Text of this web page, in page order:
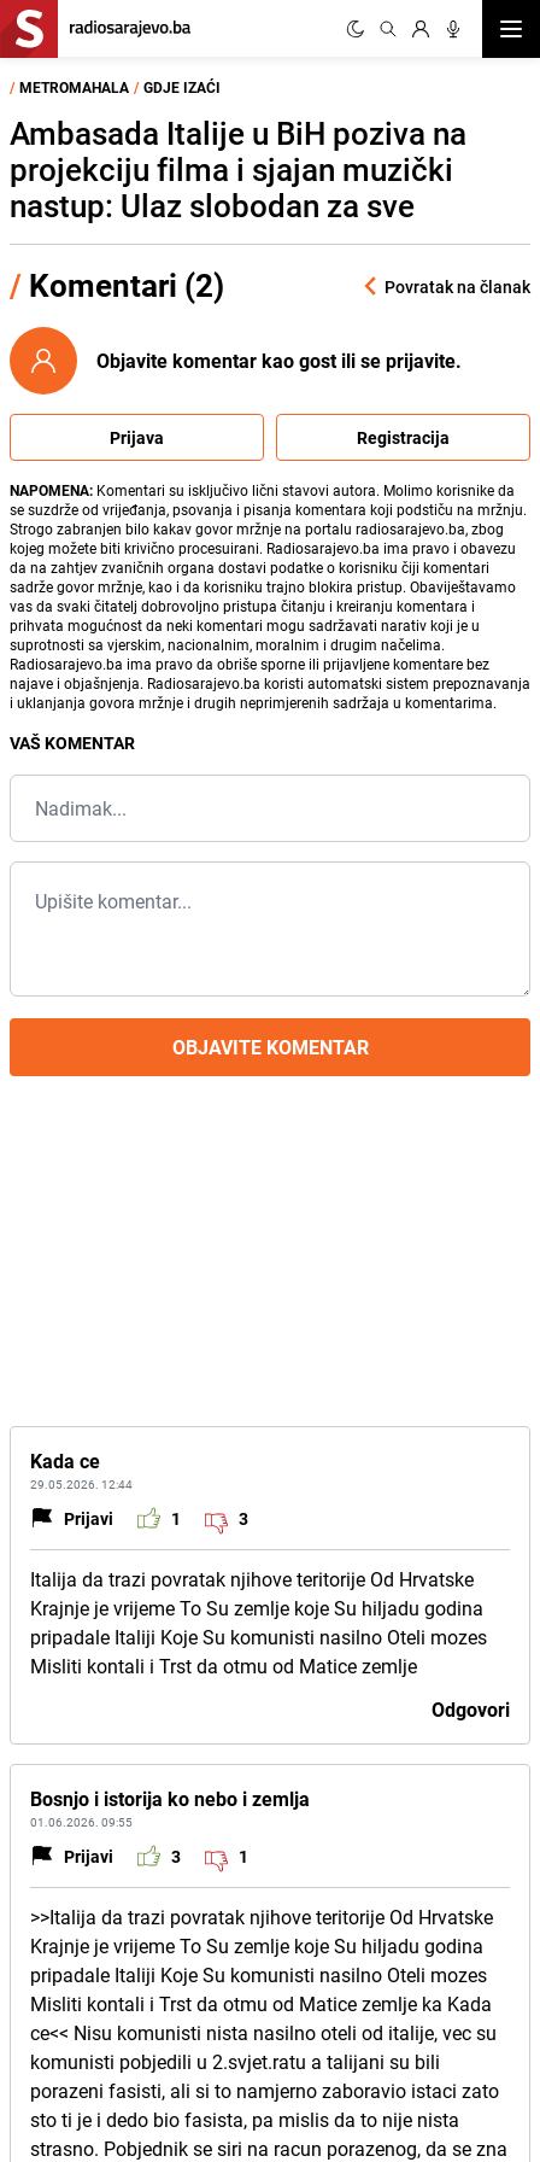
/ METROMAHALA / GDJE IZAĆI
Ambasada Italije u BiH poziva na
projekciju filma i sjajan muzički
nastup: Ulaz slobodan za sve
/ Komentari (2) Povratak na članak
Objavite komentar kao gost ili se prijavite.
Prijava Registracija
NAPOMENA: Komentari su isključivo lični stavovi autora. Molimo korisnike da
se suzdrže od vrijeđanja, psovanja i pisanja komentara koji podstiču na mržnju.
Strogo zabranjen bilo kakav govor mržnje na portalu radiosarajevo.ba, zbog
kojeg možete biti krivično procesuirani. Radiosarajevo.ba ima pravo i obavezu
da na zahtjev zvaničnih organa dostavi podatke o korisniku čiji komentari
sadrže govor mržnje, kao i da korisniku trajno blokira pristup. Obaviještavamo
vas da svaki čitatelj dobrovoljno pristupa čitanju i kreiranju komentara i
prihvata mogućnost da neki komentari mogu sadržavati narativ koji je u
suprotnosti sa vjerskim, nacionalnim, moralnim i drugim načelima.
Radiosarajevo.ba ima pravo da obriše sporne ili prijavljene komentare bez
najave i objašnjenja. Radiosarajevo.ba koristi automatski sistem prepoznavanja
i uklanjanja govora mržnje i drugih neprimjerenih sadržaja u komentarima.
VAŠ KOMENTAR
OBJAVITE KOMENTAR
Kada ce
29.05.2026. 12:44
Prijavi 1 3
Italija da trazi povratak njihove teritorije Od Hrvatske
Krajnje je vrijeme To Su zemlje koje Su hiljadu godina
pripadale Italiji Koje Su komunisti nasilno Oteli mozes
Misliti kontali i Trst da otmu od Matice zemlje
Odgovori
Bosnjo i istorija ko nebo i zemlja
01.06.2026. 09:55
Prijavi 3 1
>>Italija da trazi povratak njihove teritorije Od Hrvatske
Krajnje je vrijeme To Su zemlje koje Su hiljadu godina
pripadale Italiji Koje Su komunisti nasilno Oteli mozes
Misliti kontali i Trst da otmu od Matice zemlje ka Kada
ce<< Nisu komunisti nista nasilno oteli od italije, vec su
komunisti pobjedili u 2.svjet.ratu a talijani su bili
porazeni fasisti, ali si to namjerno zaboravio istaci zato
sto ti je i dedo bio fasista, pa mislis da to nije nista
strasno. Pobjednik se siri na racun porazenog, da se zna